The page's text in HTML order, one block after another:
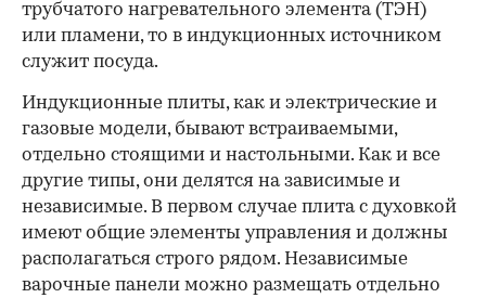
трубчатого нагревательного элемента (ТЭН)
или пламени, то в индукционных источником
служит посуда.
Индукционные плиты, как и электрические и
газовые модели, бывают встраиваемыми,
отдельно стоящими и настольными. Как и все
другие типы, они делятся на зависимые и
независимые. В первом случае плита с духовкой
имеют общие элементы управления и должны
располагаться строго рядом. Независимые
варочные панели можно размещать отдельно